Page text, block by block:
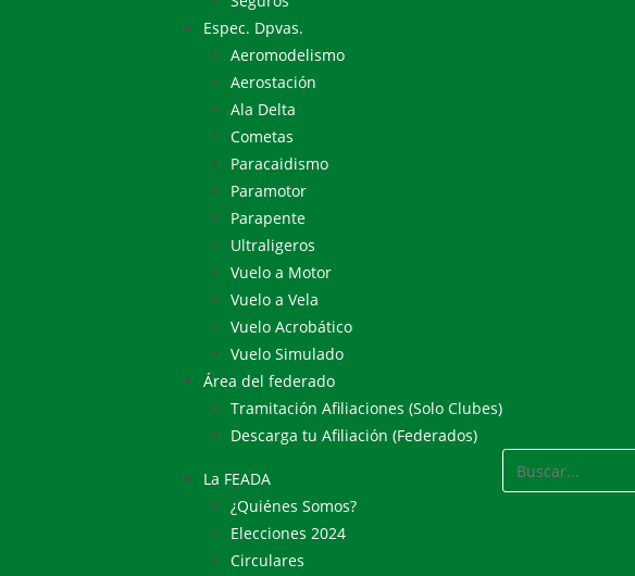
Espec. Dpvas.
Aeromodelismo
Aerostación
Ala Delta
Cometas
Paracaidismo
Paramotor
Parapente
Ultraligeros
Vuelo a Motor
Vuelo a Vela
Vuelo Acrobático
Vuelo Simulado
Área del federado
Tramitación Afiliaciones (Solo Clubes)
Descarga tu Afiliación (Federados)
La FEADA
¿Quiénes Somos?
Elecciones 2024
Circulares